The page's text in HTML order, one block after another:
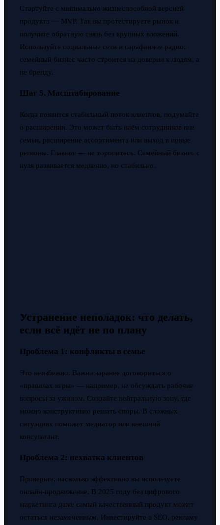
Стартуйте с минимально жизнеспособной версией
продукта — MVP. Так вы протестируете рынок и
получите обратную связь без крупных вложений.
Используйте социальные сети и сарафанное радио:
семейный бизнес часто строится на доверии к людям, а
не бренду.
Шаг 5. Масштабирование
Когда появится стабильный поток клиентов, подумайте
о расширении. Это может быть наём сотрудников вне
семьи, расширение ассортимента или выход в новые
регионы. Главное — не торопитесь. Семейный бизнес с
нуля развивается медленно, но стабильно.
Устранение неполадок: что делать,
если всё идёт не по плану
Проблема 1: конфликты в семье
Это неизбежно. Важно заранее договориться о
«правилах игры» — например, не обсуждать рабочие
вопросы за ужином. Создайте нейтральную зону, где
можно конструктивно решать споры. В сложных
ситуациях поможет медиатор или внешний
консультант.
Проблема 2: нехватка клиентов
Проверьте, насколько эффективно вы используете
онлайн-продвижение. В 2025 году без цифрового
маркетинга даже самый качественный продукт может
остаться незамеченным. Инвестируйте в SEO, рекламу